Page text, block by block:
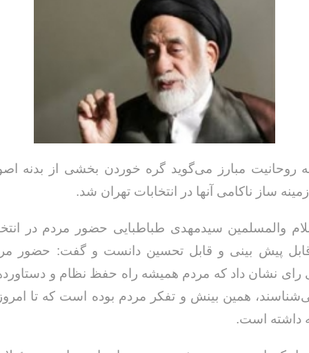
روحانیت مبارز می‌گوید گره خوردن بخشی از بدنه
ساز ناکامی آنها در انتخابات تهران شد.
والمسلمین سیدمهدی طباطبایی حضور مردم در
قابل پیش بینی و قابل تحسین دانست و گفت: حضور
نشان داد که مردم همیشه راه حفظ نظام و
همین بینش و تفکر مردم بوده است که تا
داشته است.